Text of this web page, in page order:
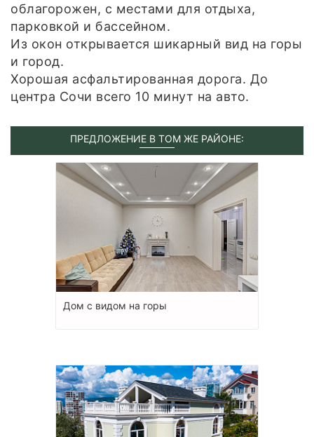
облагорожен, с местами для отдыха,
парковкой и бассейном.
Из окон открывается шикарный вид на горы
и город.
Хорошая асфальтированная дорога. До
центра Сочи всего 10 минут на авто.
ПРЕДЛОЖЕНИЕ В ТОМ ЖЕ РАЙОНЕ:
Дом с видом на горы